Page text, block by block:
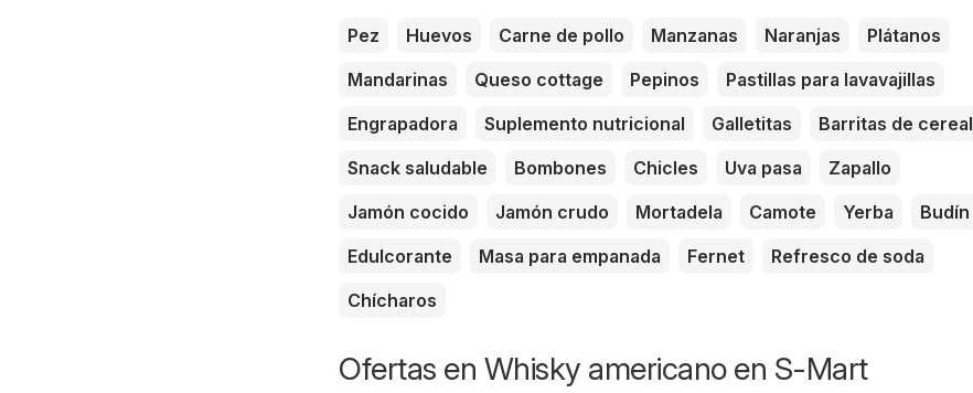
Pez Huevos Carne de pollo Manzanas Naranjas
Plátanos
Mandarinas
Queso cottage Pepinos
Pastillas para lavavajillas
Engrapadora
Suplemento nutricional Galletitas
Barritas de cereal
Snack saludable
Bombones Chicles Uva pasa
Zapallo
Jamón cocido
Jamón crudo Mortadela Camote Yerba
Budín
Edulcorante
Masa para empanada Fernet
Refresco de soda
Chícharos
Ofertas en Whisky americano en S-Mart